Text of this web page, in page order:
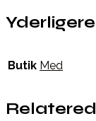
Butik Med